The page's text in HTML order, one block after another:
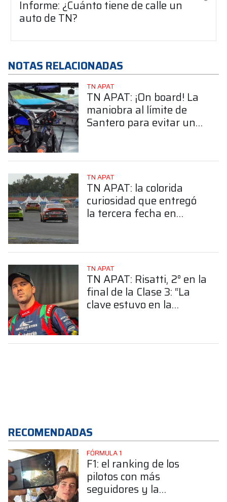
Informe: ¿Cuánto tiene de calle un
auto de TN?
NOTAS RELACIONADAS
TN APAT
TN APAT: ¡On board! La
maniobra al límite de
Santero para evitar un
TN APAT
TN APAT: la colorida
curiosidad que entregó
la tercera fecha en
TN APAT
TN APAT: Risatti, 2° en la
final de la Clase 3: “La
clave estuvo en la
RECOMENDADAS
FÓRMULA 1
F1: el ranking de los
pilotos con más
seguidores y la